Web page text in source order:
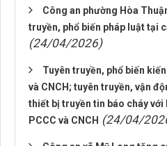
Công an phường Hòa
truyền, phổ biến pháp luật tại
(24/04/2026)
Tuyên truyền, phổ biến
và CNCH; tuyên truyền, vận
thiết bị truyền tin báo cháy với
PCCC và CNCH (24/04/